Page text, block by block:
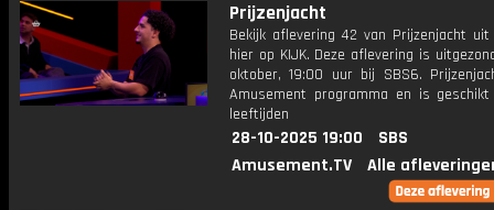
Prijzenjacht
Bekijk aflevering 42 van Prijzenjacht uit
hier op KIJK. Deze aflevering is
oktober, 19:00 uur bij SBS6.
Amusement programma en is
leeftijden
28-10-2025 19:00
SBS
Amusement.TV
Alle